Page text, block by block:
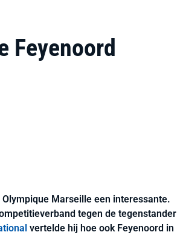
Feyenoord
Olympique Marseille een interessante.
tegen de tegenstander
vertelde hij hoe ook Feyenoord in